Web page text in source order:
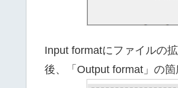
Input formatにファイルの
後、「Output format」の